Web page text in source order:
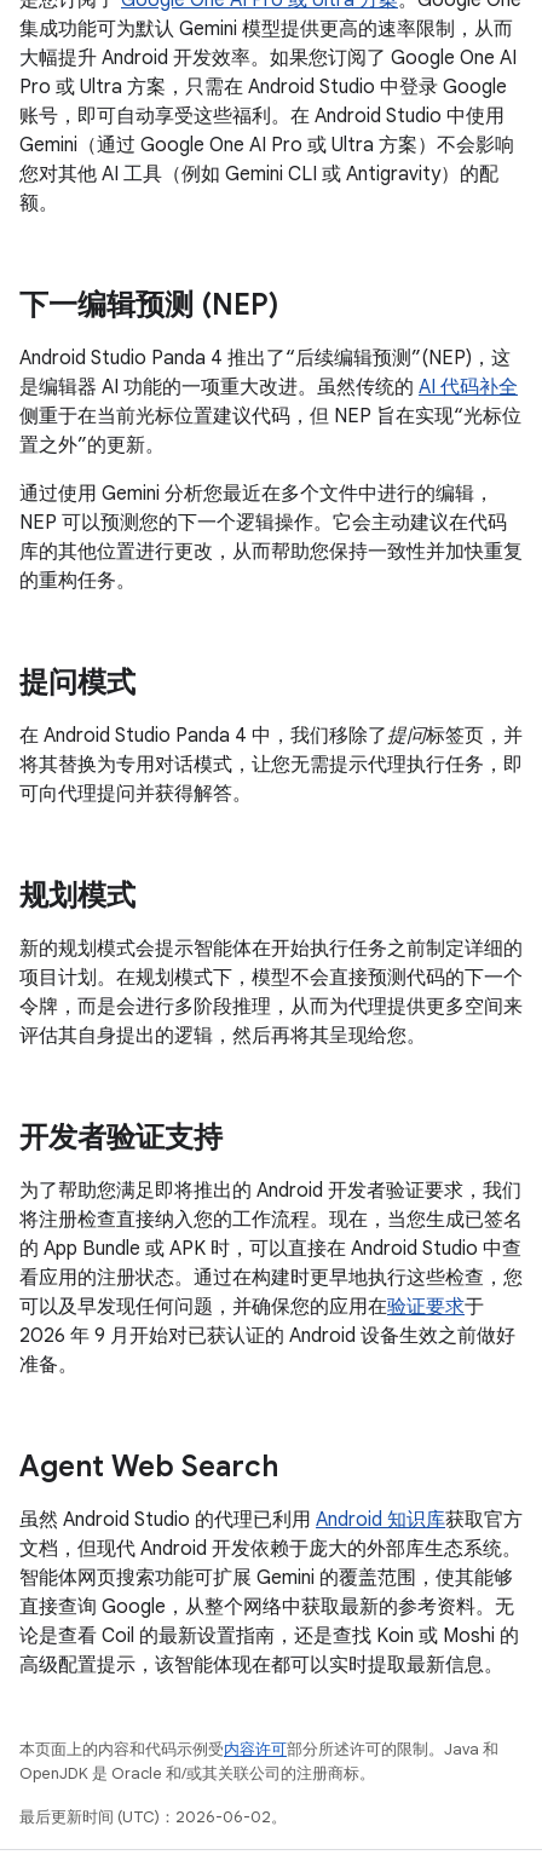
集成功能可为默认 Gemini 模型提供更高的速率限制，从而
大幅提升 Android 开发效率。如果您订阅了 Google One AI
Pro 或 Ultra 方案，只需在 Android Studio 中登录 Google
账号，即可自动享受这些福利。在 Android Studio 中使用
Gemini（通过 Google One AI Pro 或 Ultra 方案）不会影响
您对其他 AI 工具（例如 Gemini CLI 或 Antigravity）的配
额。
下一编辑预测 (NEP)
Android Studio Panda 4 推出了“后续编辑预测”(NEP)，这
是编辑器 AI 功能的一项重大改进。虽然传统的 AI 代码补全
侧重于在当前光标位置建议代码，但 NEP 旨在实现“光标位
置之外”的更新。
通过使用 Gemini 分析您最近在多个文件中进行的编辑，
NEP 可以预测您的下一个逻辑操作。它会主动建议在代码
库的其他位置进行更改，从而帮助您保持一致性并加快重复
的重构任务。
提问模式
在 Android Studio Panda 4 中，我们移除了提问标签页，并
将其替换为专用对话模式，让您无需提示代理执行任务，即
可向代理提问并获得解答。
规划模式
新的规划模式会提示智能体在开始执行任务之前制定详细的
项目计划。在规划模式下，模型不会直接预测代码的下一个
令牌，而是会进行多阶段推理，从而为代理提供更多空间来
评估其自身提出的逻辑，然后再将其呈现给您。
开发者验证支持
为了帮助您满足即将推出的 Android 开发者验证要求，我们
将注册检查直接纳入您的工作流程。现在，当您生成已签名
的 App Bundle 或 APK 时，可以直接在 Android Studio 中查
看应用的注册状态。通过在构建时更早地执行这些检查，您
可以及早发现任何问题，并确保您的应用在验证要求于
2026 年 9 月开始对已获认证的 Android 设备生效之前做好
准备。
Agent Web Search
虽然 Android Studio 的代理已利用 Android 知识库获取官方
文档，但现代 Android 开发依赖于庞大的外部库生态系统。
智能体网页搜索功能可扩展 Gemini 的覆盖范围，使其能够
直接查询 Google，从整个网络中获取最新的参考资料。无
论是查看 Coil 的最新设置指南，还是查找 Koin 或 Moshi 的
高级配置提示，该智能体现在都可以实时提取最新信息。
本页面上的内容和代码示例受内容许可部分所述许可的限制。Java 和
OpenJDK 是 Oracle 和/或其关联公司的注册商标。
最后更新时间 (UTC)：2026-06-02。